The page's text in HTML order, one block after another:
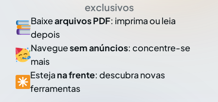
exclusivos
Baixearquivos PDF: imprima ou leia
depois
Naveguesem anúncios: concentre-se
mais
Esteja na frente: descubra novas
ferramentas